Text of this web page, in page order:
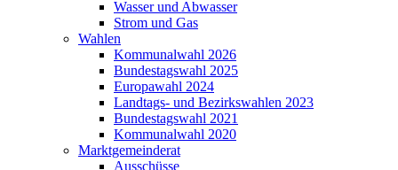
Wasser und Abwasser
Strom und Gas
Wahlen
Kommunalwahl 2026
Bundestagswahl 2025
Europawahl 2024
Landtags- und Bezirkswahlen 2023
Bundestagswahl 2021
Kommunalwahl 2020
Marktgemeinderat
Ausschüsse